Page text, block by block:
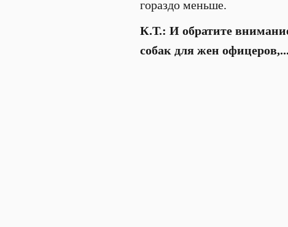
гораздо меньше.
К.Т.: И обратите
собак для жен офицеров,...